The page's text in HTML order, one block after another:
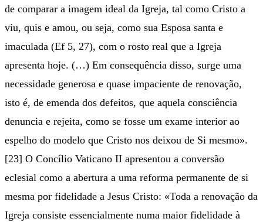
de comparar a imagem ideal da Igreja, tal como Cristo a
viu, quis e amou, ou seja, como sua Esposa santa e
imaculada (Ef 5, 27), com o rosto real que a Igreja
apresenta hoje. (…) Em consequência disso, surge uma
necessidade generosa e quase impaciente de renovação,
isto é, de emenda dos defeitos, que aquela consciência
denuncia e rejeita, como se fosse um exame interior ao
espelho do modelo que Cristo nos deixou de Si mesmo».
[23] O Concílio Vaticano II apresentou a conversão
eclesial como a abertura a uma reforma permanente de si
mesma por fidelidade a Jesus Cristo: «Toda a renovação da
Igreja consiste essencialmente numa maior fidelidade à